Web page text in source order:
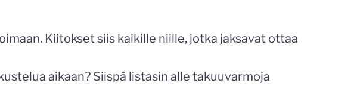
Kiitokset siis kaikille niille, jotka jaksavat ottaa
aikaan? Siispä listasin alle takuuvarmoja